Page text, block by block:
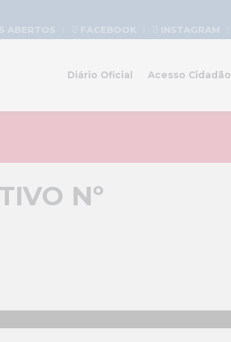
ABERTOS FACEBOOK INSTAGRAM
Diário Oficial Acesso Cidadão
Nº